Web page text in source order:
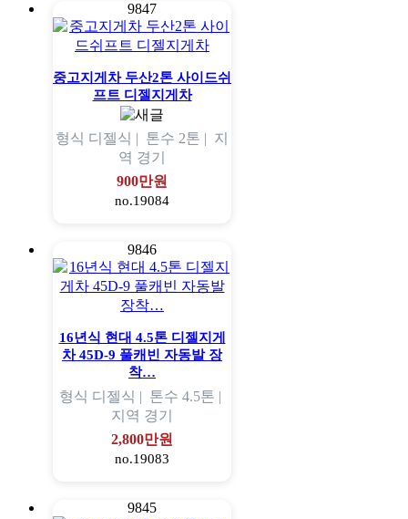
9847
중고지게차 두산2톤 사이드쉬
프트 디젤지게차
형식 디젤식 | 톤수 2톤 | 지
역 경기
900만원
no.19084
9846
16년식 현대 4.5톤 디젤지게
차 45D-9 풀캐빈 자동발 장
착…
형식 디젤식 | 톤수 4.5톤 |
지역 경기
2,800만원
no.19083
9845